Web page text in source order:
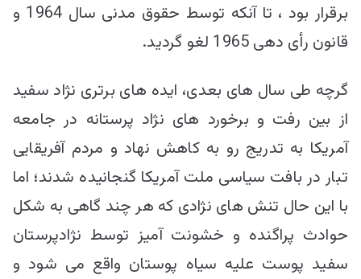
برقرار بود ، تا آنکه توسط حقوق مدنی سال 1964 و
قانون رأی دهی 1965 لغو گردید.
گرچه طی سال های بعدی، ایده های برتری نژاد سفید
از بین رفت و برخورد های نژاد پرستانه در جامعه
آمریکا به تدریج رو به کاهش نهاد و مردم آفریقایی
تبار در بافت سیاسی ملت آمریکا گنجانیده شدند؛ اما
با این حال تنش های نژادی که هر چند گاهی به شکل
حوادث پراگنده و خشونت آمیز توسط نژادپرستان
سفید پوست علیه سیاه پوستان واقع می شود و